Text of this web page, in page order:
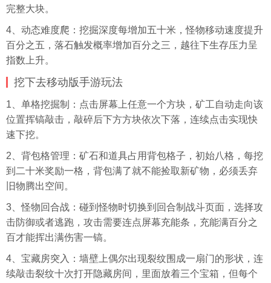
完整大块。
4、动态难度爬：挖掘深度每增加五十米，怪物移动速度提升
百分之五，落石触发概率增加百分之三，越往下生存压力呈
指数上升。
挖下去移动版手游玩法
1、单格挖掘制：点击屏幕上任意一个方块，矿工自动走向该
位置挥镐敲击，敲碎后下方方块依次下落，连续点击实现快
速下挖。
2、背包格管理：矿石和道具占用背包格子，初始八格，每挖
到二十米奖励一格，背包满了就不能捡取新矿物，必须丢弃
旧物腾出空间。
3、怪物回合战：碰到怪物时切换到回合制战斗页面，选择攻
击防御或者逃跑，攻击需要连点屏幕充能条，充能满百分之
百才能挥出满伤害一镐。
4、宝藏房突入：墙壁上偶尔出现裂纹围成一扇门的形状，连
续敲击裂纹十次打开隐藏房间，里面放着三个宝箱，但每个